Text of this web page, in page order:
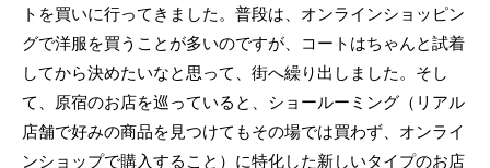
トを買いに行ってきました。普段は、オンラインショッピン
グで洋服を買うことが多いのですが、コートはちゃんと試着
してから決めたいなと思って、街へ繰り出しました。そし
て、原宿のお店を巡っていると、ショールーミング（リアル
店舗で好みの商品を見つけてもその場では買わず、オンライ
ンショップで購入すること）に特化した新しいタイプのお店